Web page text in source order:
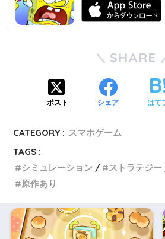
SHARE
ポスト シェア はて
CATEGORY : スマホゲーム
TAGS :
シミュレーション
ストラテジー
原作あり